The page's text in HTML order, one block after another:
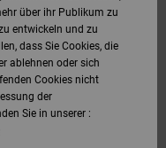
über ihr Publikum zu
entwickeln und zu
dass Sie Cookies, die
ablehnen oder sich
Cookies nicht
der
Sie in unserer :